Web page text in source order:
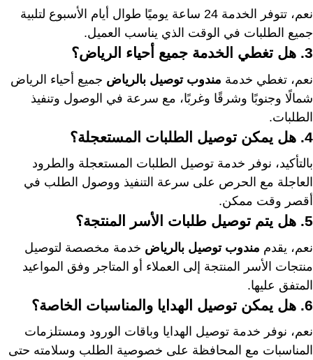
نعم، تتوفر الخدمة 24 ساعة يوميًا طوال أيام الأسبوع لتلبية
جميع الطلبات في الوقت الذي يناسب العميل.
3. هل تغطي الخدمة جميع أحياء الرياض؟
نعم، تغطي خدمة مندوب توصيل بالرياض جميع أحياء الرياض
شمالًا وجنوبًا وشرقًا وغربًا، مع سرعة في الوصول وتنفيذ
الطلبات.
4. هل يمكن توصيل الطلبات المستعجلة؟
بالتأكيد، نوفر خدمة توصيل الطلبات المستعجلة والطرود
العاجلة مع الحرص على سرعة التنفيذ ووصول الطلب في
أقصر وقت ممكن.
5. هل يتم توصيل طلبات الأسر المنتجة؟
نعم، يقدم مندوب توصيل بالرياض خدمة مخصصة لتوصيل
منتجات الأسر المنتجة إلى العملاء أو المتاجر وفق المواعيد
المتفق عليها.
6. هل يمكن توصيل الهدايا والمناسبات الخاصة؟
نعم، نوفر خدمة توصيل الهدايا وباقات الورود ومستلزمات
المناسبات مع المحافظة على خصوصية الطلب وسلامته حتى